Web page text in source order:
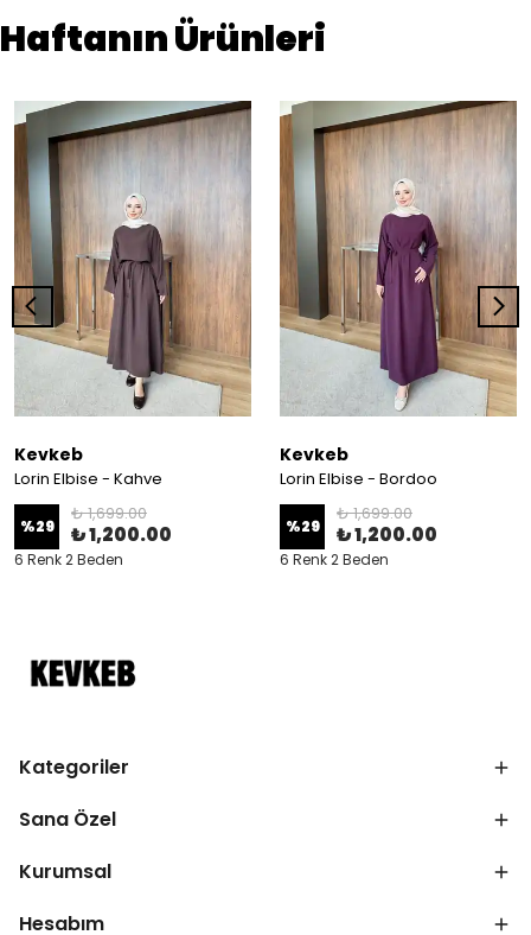
Haftanın Ürünleri
Kevkeb
Lorin Elbise - Kahve
%29
₺ 1,699.00
₺ 1,200.00
6 Renk 2 Beden
Kevkeb
Lorin Elbise - Bordoo
%29
₺ 1,699.00
₺ 1,200.00
6 Renk 2 Beden
Kategoriler
Sana Özel
Kurumsal
Hesabım